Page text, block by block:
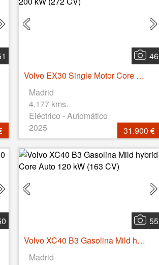
46
Volvo EX30 Single Motor Core Auto 200 kW (272 CV)
Madrid
4.177 kms.
Eléctrico - Automático
2025
31.900 €
55
Volvo XC40 B3 Gasolina Mild hybrid Core Auto 120 kW (163 CV)
Madrid